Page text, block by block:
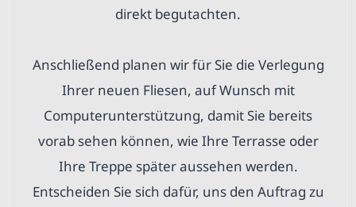
direkt begutachten.
Anschließend planen wir für Sie die Verlegung
Ihrer neuen Fliesen, auf Wunsch mit
Computerunterstützung, damit Sie bereits
vorab sehen können, wie Ihre Terrasse oder
Ihre Treppe später aussehen werden.
Entscheiden Sie sich dafür, uns den Auftrag zu